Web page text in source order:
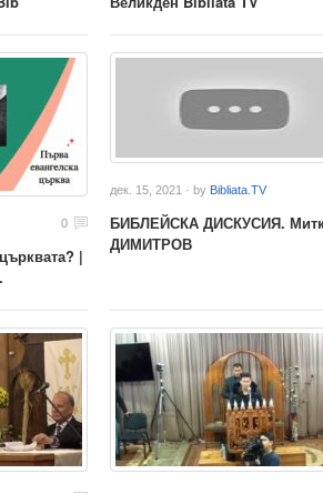
0
|
дек. 15, 2021 · by Bibliata.TV
БИБЛЕЙСКА ДИСКУСИЯ.
ДИМИТРОВ